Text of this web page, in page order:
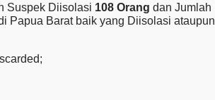
Suspek Diisolasi 108 Orang dan Jumlah
Papua Barat baik yang Diisolasi ataupun